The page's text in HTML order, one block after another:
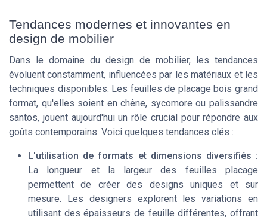
Tendances modernes et innovantes en
design de mobilier
Dans le domaine du design de mobilier, les tendances
évoluent constamment, influencées par les matériaux et les
techniques disponibles. Les feuilles de placage bois grand
format, qu'elles soient en chêne, sycomore ou palissandre
santos, jouent aujourd'hui un rôle crucial pour répondre aux
goûts contemporains. Voici quelques tendances clés :
L'utilisation de formats et dimensions diversifiés :
La longueur et la largeur des feuilles placage
permettent de créer des designs uniques et sur
mesure. Les designers explorent les variations en
utilisant des épaisseurs de feuille différentes, offrant